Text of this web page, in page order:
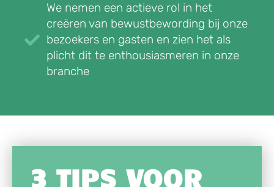
We nemen een actieve rol in het
creëren van bewust­bewording bij onze
bezoekers en gasten en zien het als
plicht dit te enthousiasmeren in onze
branche
3 TIPS VOOR